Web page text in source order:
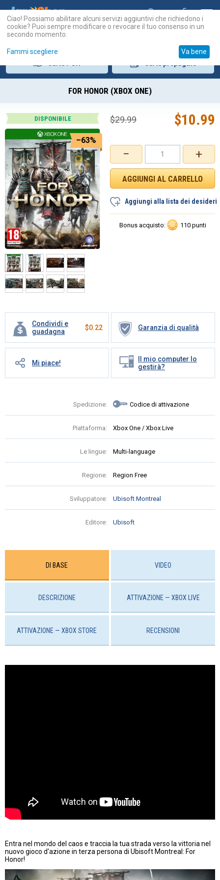
FOR HONOR (XBOX ONE)
DISPONIBILE
–63%
Condividi e
guadagna
$0.22 Garanzia di qualità
Mi piace!
Il mio computer lo
gestirà?
Spedizione: Codice di attivazione
Piattaforma: Xbox One / Xbox Live
Le lingue: Multi-language
Regione: Region Free
Sviluppatore: Ubisoft Montreal
Editore: Ubisoft
+
−
$10.99
$29.99
Aggiungi alla lista dei desideri
Bonus acquisto: 110 punti
DI BASE VIDEO
DESCRIZIONE ATTIVAZIONE — XBOX LIVE
ATTIVAZIONE — ХBOX STORE RECENSIONI
Entra nel mondo del caos e traccia la tua strada verso la vittoria nel
nuovo gioco d'azione in terza persona di Ubisoft Montreal: For
Honor!
Ciao! Possiamo abilitare alcuni servizi aggiuntivi che richiedono i
cookie? Puoi sempre modificare o revocare il tuo consenso in un
secondo momento.
Fammi scegliere Va bene